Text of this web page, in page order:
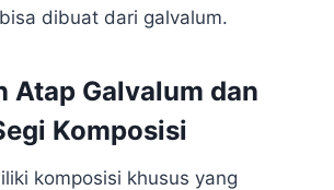
dibuat dari galvalum.
Atap Galvalum dan
Komposisi
komposisi khusus yang